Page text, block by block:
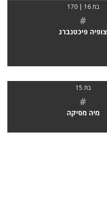
בת 16 | 170
#
צופיה פיכטנברג
בת 15
#
מיה מסיקה